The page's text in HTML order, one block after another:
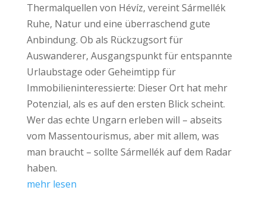
Thermalquellen von Hévíz, vereint Sármellék
Ruhe, Natur und eine überraschend gute
Anbindung. Ob als Rückzugsort für
Auswanderer, Ausgangspunkt für entspannte
Urlaubstage oder Geheimtipp für
Immobilieninteressierte: Dieser Ort hat mehr
Potenzial, als es auf den ersten Blick scheint.
Wer das echte Ungarn erleben will – abseits
vom Massentourismus, aber mit allem, was
man braucht – sollte Sármellék auf dem Radar
haben.
mehr lesen